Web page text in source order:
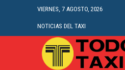
VIERNES, 7 AGOSTO, 2026
NOTICIAS DEL TAXI